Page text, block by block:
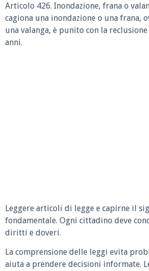
Articolo 426. Inondazione, frana o
cagiona una inondazione o una frana,
una valanga, è punito con la
anni.
Leggere articoli di legge e capirne il
fondamentale. Ogni cittadino deve
diritti e doveri.
La comprensione delle leggi evita
aiuta a prendere decisioni informate.